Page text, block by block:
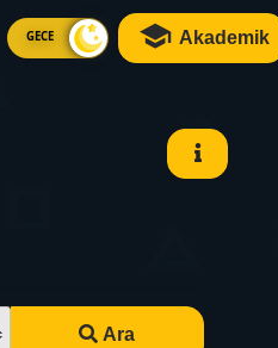
GECE Akademik
Ara